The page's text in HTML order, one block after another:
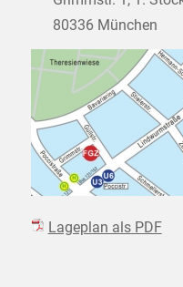
80336 München
Lageplan als PDF